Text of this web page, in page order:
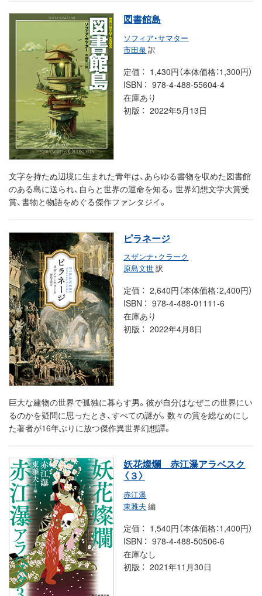
図書館島
ソフィア・サマター
市田泉 訳
定価
1,430円（本体価格：1,300円）
ISBN
978-4-488-55604-4
在庫あり
初版
2022年5月13日
文字を持たぬ辺境に生まれた青年は、あらゆる書物を収めた図書館
のある島に送られ、自らと世界の運命を知る。世界幻想文学大賞受
賞、書物と物語をめぐる傑作ファンタジイ。
ピラネージ
スザンナ・クラーク
原島文世訳
定価
2,640円（本体価格：2,400円）
ISBN
978-4-488-01111-6
在庫あり
初版
2022年4月8日
巨大な建物の世界で孤独に暮らす男。彼が自分はなぜこの世界にい
るのかを疑問に思ったとき、すべての謎が。数々の賞を総なめにし
た著者が16年ぶりに放つ傑作異世界幻想譚。
妖花燦爛 赤江瀑アラベスク
〈３〉
赤江瀑
東雅夫 編
定価
1,540円（本体価格：1,400円）
ISBN
978-4-488-50506-6
在庫なし
初版
2021年11月30日